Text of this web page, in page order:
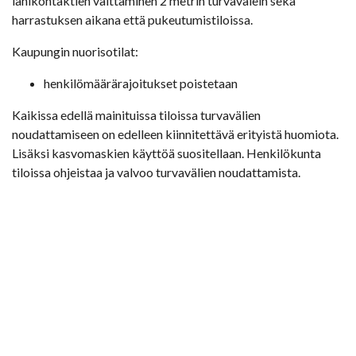
harrastuksen aikana että pukeutumistiloissa.
Kaupungin nuorisotilat:
henkilömäärärajoitukset poistetaan
Kaikissa edellä mainituissa tiloissa turvavälien
noudattamiseen on edelleen kiinnitettävä erityistä huomiota.
Lisäksi kasvomaskien käyttöä suositellaan. Henkilökunta
tiloissa ohjeistaa ja valvoo turvavälien noudattamista.